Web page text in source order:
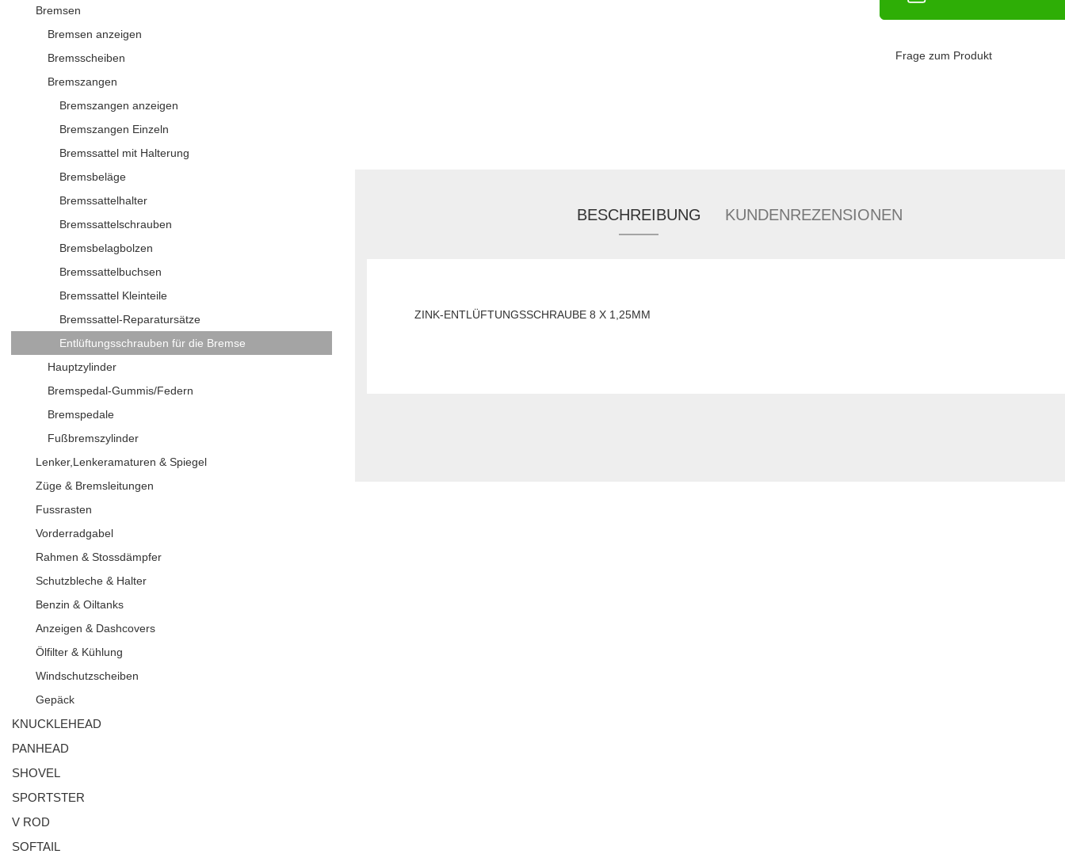
Frage zum Produkt
BESCHREIBUNG KUNDENREZENSIONEN
ZINK-ENTLÜFTUNGSSCHRAUBE 8 X 1,25MM
Bremsen
Bremsen anzeigen
Bremsscheiben
Bremszangen
Bremszangen anzeigen
Bremszangen Einzeln
Bremssattel mit Halterung
Bremsbeläge
Bremssattelhalter
Bremssattelschrauben
Bremsbelagbolzen
Bremssattelbuchsen
Bremssattel Kleinteile
Bremssattel-Reparatursätze
Entlüftungsschrauben für die Bremse
Hauptzylinder
Bremspedal-Gummis/Federn
Bremspedale
Fußbremszylinder
Lenker,Lenkeramaturen & Spiegel
Züge & Bremsleitungen
Fussrasten
Vorderradgabel
Rahmen & Stossdämpfer
Schutzbleche & Halter
Benzin & Oiltanks
Anzeigen & Dashcovers
Ölfilter & Kühlung
Windschutzscheiben
Gepäck
KNUCKLEHEAD
PANHEAD
SHOVEL
SPORTSTER
V ROD
SOFTAIL